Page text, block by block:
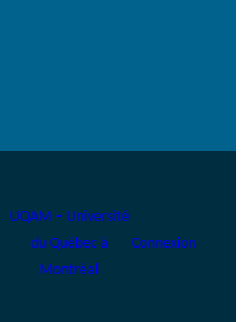
UQAM – Université
du Québec à
Montréal
Connexion